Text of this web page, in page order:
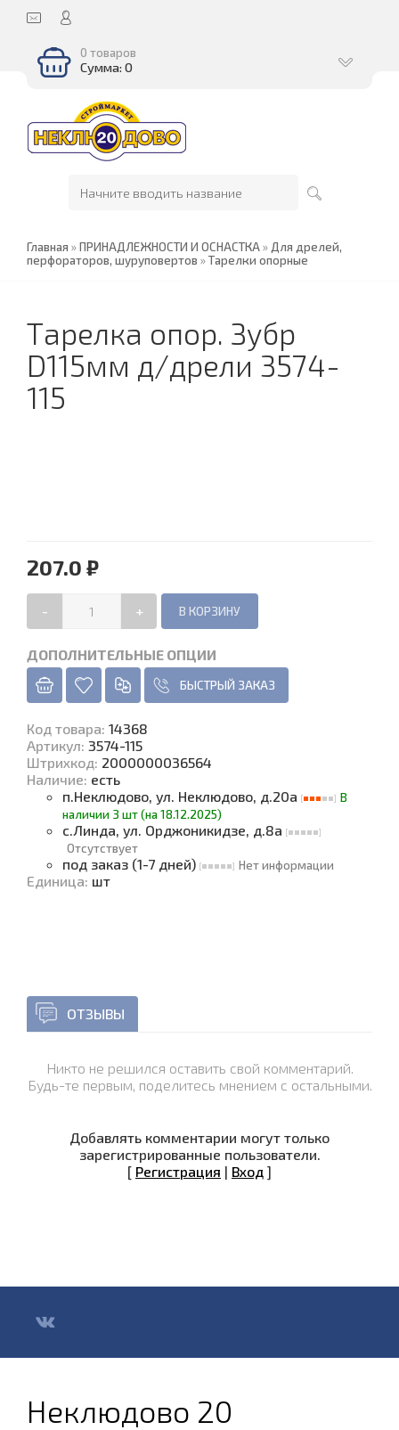
0 товаров
Сумма: 0
Главная »ПРИНАДЛЕЖНОСТИ И ОСНАСТКА» Для дрелей,
перфораторов, шуруповертов »Тарелки опорные
Тарелка опор. Зубр
D115мм д/дрели 3574-
115
207.0 ₽
- +
ДОПОЛНИТЕЛЬНЫЕ ОПЦИИ
БЫСТРЫЙ ЗАКАЗ
Код товара: 14368
Артикул: 3574-115
Штрихкод: 2000000036564
Наличие: есть
п.Неклюдово, ул. Неклюдово, д.20а
В
наличии 3 шт (на 18.12.2025)
с.Линда, ул. Орджоникидзе, д.8а
Отсутствует
под заказ (1-7 дней) Нет информации
Единица: шт
ОТЗЫВЫ
Никто не решился оставить свой комментарий.
Будь-те первым, поделитесь мнением с остальными.
Добавлять комментарии могут только
зарегистрированные пользователи.
[ Регистрация | Вход ]
Неклюдово 20